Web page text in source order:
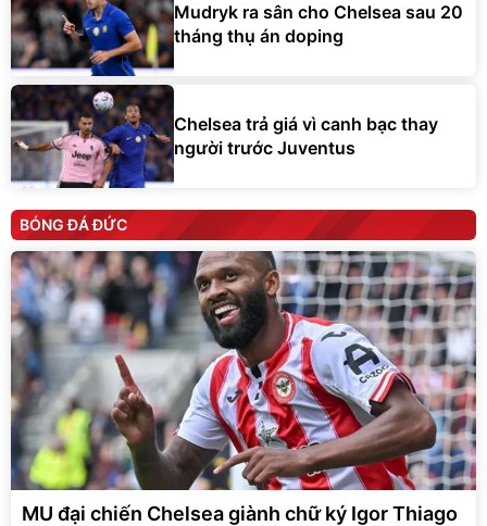
Mudryk ra sân cho Chelsea sau 20
tháng thụ án doping
Chelsea trả giá vì canh bạc thay
người trước Juventus
BÓNG ĐÁ ĐỨC
MU đại chiến Chelsea giành chữ ký Igor Thiago